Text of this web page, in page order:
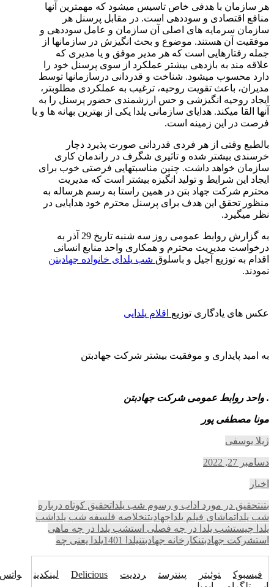
هر سازمان با هدفی خاص تاسیس می­شود که مهم­ترین آنها
منافع اقتصادی و سوددهی است. در مقابل پرسنل هر
سازمان سرمایه ­های اصلی آن سازمان و عامل سوددهی و
موفقیت آن هستند. موضوع و بحث انگیزش در سازمان­ها از
جمله رفتارهایی است که هر مدیر موفق و یا مدیری که
علاقه­ مند به بازدهی بیشتر عملکرد از سوی پرسنل خود را
دارد محسوب می­شود. شناخت و قدردانی درسازمانها توسط
مدیران، باعث تقویت روحیه، ترغیب به عملکردی مطلوب­تر،
ایجاد روحیه انگیزشی و حس ارزشمندی حضور پرسنل را به
آنها القا می­کند. هدایای سازمانی یلدا یکی از بهترین بهانه ها و یا
فرصت در این زمینه است.
بالطبع وقتی از هر فردی قدردانی صورت پذیرد دچار
خرسندی بیشتر شده و تاثیری شگرف در راندمان کاری
سازمان خواهد داشت. چنین مناسبت­هایی فرصتی خوب برای
ایجاد این شرایط و تولید انگیزه بیشتر است که مدیریت
محترم شرکت جهاد بتن در همین راستا به رسم هرساله به
منظور تحقق این هدف برای پرسنل محترم خود هدایایی در
نظر میگیرد.
به گزارش روابط عمومی روز سه شنبه تاریخ 29 آذر به
درخواست مدیریت محترم و همکاری واحد منابع انسانی
اقدام به توزیع آجیل و باسلوق شب یلدای خانواده جهادبتن
نمودند.
عکس های یادگاری توزیع اقلام یلدایی
به امید پایداری و موفقیت بیشتر شرکت جهادبتن
. واحد روابط عمومی شرکت جهادبتن
مونا مصطفی پور
ژیلا یوسفی
دسامبر 27, 2022
اخبار
بتنتحقیق در مورد اداب و رسوم شب یلدا تحقیق کوتاه درباره
شب یلدا تماشای فیلم یلدا جهادبتنخلاصه فلسفه شب یلدا شب
یلدا چیستشب یلدا در چه فصلی استشب یلدا در چه ماهی
استشرکت جهادبتنکارخانه جهادبتنیلدا 1401 یلدا یعنی چه
فیسبوک توئیتر پینترست رددیت Delicious لینکدین
واتس